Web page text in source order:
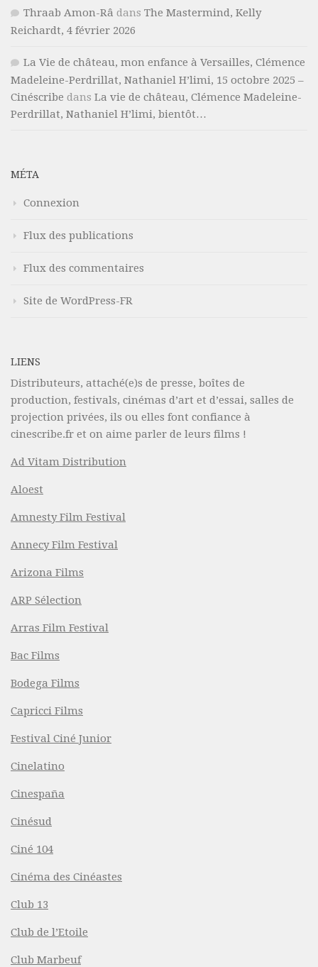
Thraab Amon-Râ dans The Mastermind, Kelly
Reichardt, 4 février 2026
La Vie de château, mon enfance à Versailles, Clémence
Madeleine-Perdrillat, Nathaniel H’limi, 15 octobre 2025 –
Cinéscribe dans La vie de château, Clémence Madeleine-
Perdrillat, Nathaniel H’limi, bientôt…
MÉTA
Connexion
Flux des publications
Flux des commentaires
Site de WordPress-FR
LIENS
Distributeurs, attaché(e)s de presse, boîtes de
production, festivals, cinémas d’art et d’essai, salles de
projection privées, ils ou elles font confiance à
cinescribe.fr et on aime parler de leurs films !
Ad Vitam Distribution
Aloest
Amnesty Film Festival
Annecy Film Festival
Arizona Films
ARP Sélection
Arras Film Festival
Bac Films
Bodega Films
Capricci Films
Festival Ciné Junior
Cinelatino
Cinespaña
Cinésud
Ciné 104
Cinéma des Cinéastes
Club 13
Club de l’Etoile
Club Marbeuf